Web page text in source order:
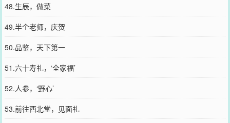
48.生辰，做菜
49.半个老师，庆贺
50.品鉴，天下第一
51.六十寿礼，‘全家福’
52.人参，‘野心’
53.前往西北堂，见面礼